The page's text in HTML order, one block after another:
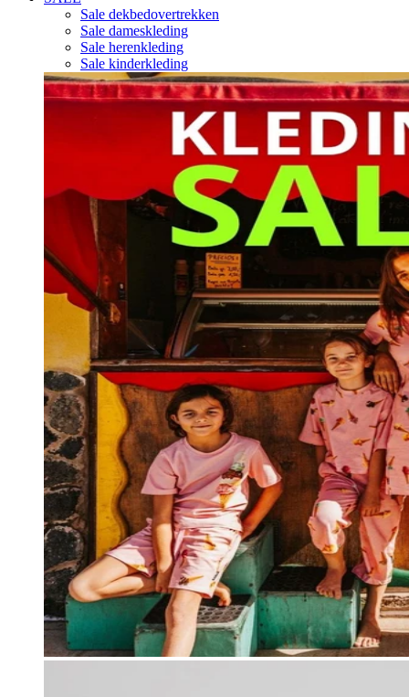
Sale dekbedovertrekken
Sale dameskleding
Sale herenkleding
Sale kinderkleding